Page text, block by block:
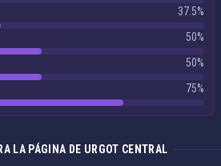
37.5%
50%
50%
75%
LA PÁGINA DE URGOT CENTRAL